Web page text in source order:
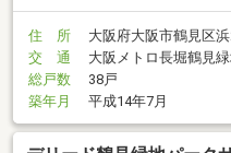
住 所
大阪府大阪市鶴見区
交 通
大阪メトロ長堀鶴見
総戸数
38戸
築年月
平成14年7月